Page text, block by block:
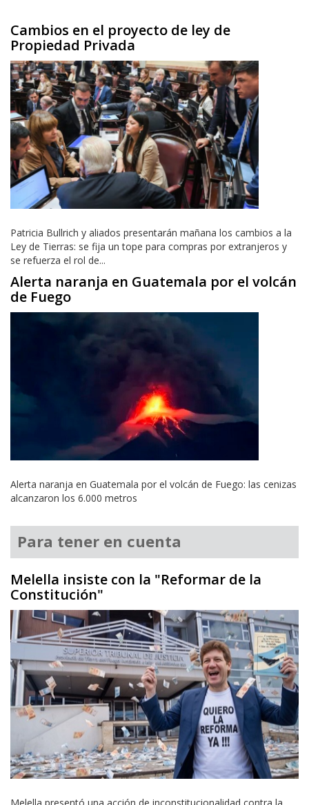
Cambios en el proyecto de ley de
Propiedad Privada
Patricia Bullrich y aliados presentarán mañana los cambios a la
Ley de Tierras: se fija un tope para compras por extranjeros y
se refuerza el rol de...
Alerta naranja en Guatemala por el volcán
de Fuego
Alerta naranja en Guatemala por el volcán de Fuego: las cenizas
alcanzaron los 6.000 metros
Para tener en cuenta
Melella insiste con la "Reformar de la
Constitución"